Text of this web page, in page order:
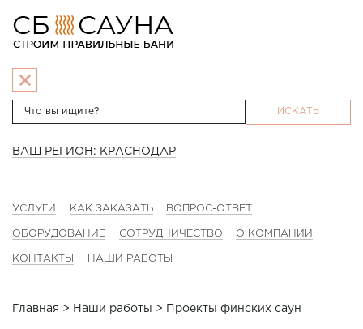
ИСКАТЬ
ВАШ РЕГИОН: КРАСНОДАР
УСЛУГИ КАК ЗАКАЗАТЬ ВОПРОС-ОТВЕТ
ОБОРУДОВАНИЕ СОТРУДНИЧЕСТВО О КОМПАНИИ
КОНТАКТЫ НАШИ РАБОТЫ
Главная > Наши работы > Проекты финских саун